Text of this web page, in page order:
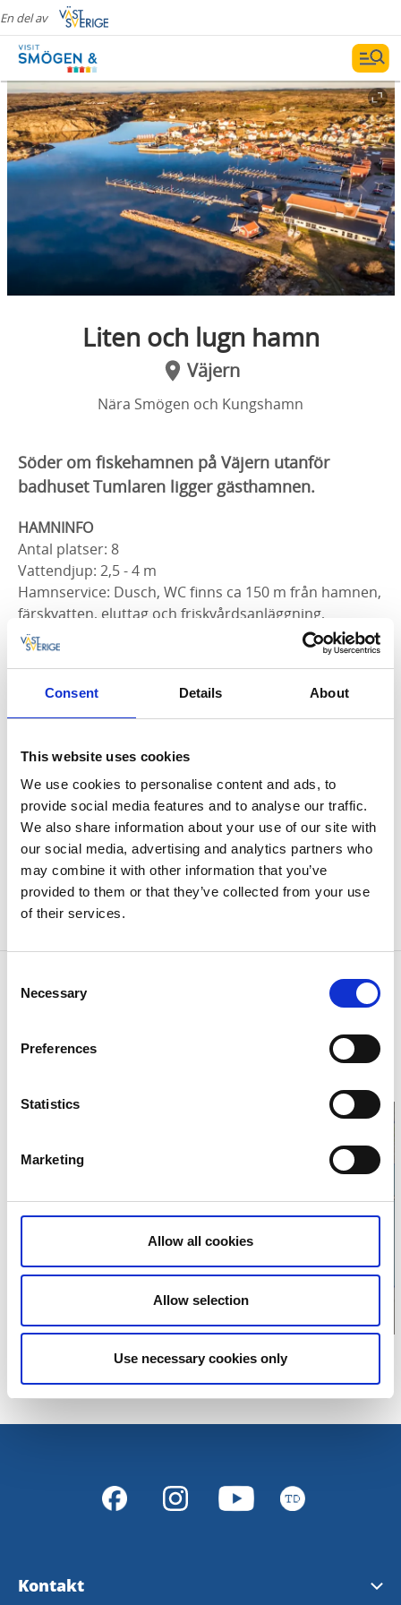
Consent Details About
This website uses cookies
We use cookies to personalise content and ads, to
provide social media features and to analyse our traffic.
We also share information about your use of our site with
our social media, advertising and analytics partners who
may combine it with other information that you’ve
provided to them or that they’ve collected from your use
of their services.
Selection
Necessary
Preferences
Statistics
Marketing
Allow all cookies
Allow selection
Use necessary cookies only
En del av
Liten och lugn hamn
Väjern
Nära Smögen och Kungshamn
Söder om fiskehamnen på Väjern utanför
badhuset Tumlaren ligger gästhamnen.
HAMNINFO
Antal platser: 8
Vattendjup: 2,5 - 4 m
Hamnservice: Dusch, WC finns ca 150 m från hamnen,
färskvatten, eluttag och friskvårdsanläggning,
tvättstuga, telefon, trailerramp och miljöstation.
Hamnvärd: Receptionen Tumlaren
Öppet dagligen under tiden: Mitten av juni - mitten av
AKTUELL GÄSTHAMNSTAXA
MER OM VÄJERN
Ett litet samhälle som växer. Ett par km norr om
Kungshamn och Smögen, bussförbindelse finns.
Intill gästhamnen ligger badhuset Tumlaren, här kan
man bada, träna, få massage mm. Det finns även café
med lite smått och gott.
45680 Väjern
Telefon:0
Klicka för att visa
karta
Kontakt